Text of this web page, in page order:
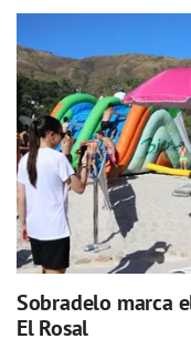
Sobradelo marca
El Rosal